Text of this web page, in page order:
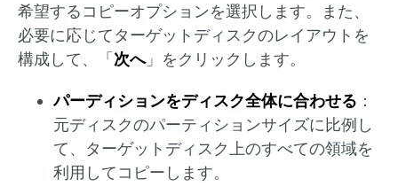
希望するコピーオプションを選択します。また、
必要に応じてターゲットディスクのレイアウトを
構成して、「次へ」をクリックします。
パーディションをディスク全体に合わせる ：
元ディスクのパーティションサイズに比例し
て、ターゲットディスク上のすべての領域を
利用してコピーします。